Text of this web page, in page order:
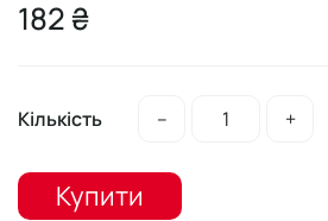
182 ₴
Кількість – +
Купити